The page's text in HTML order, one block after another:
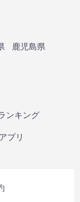
鹿児島県
ンキング
アプリ